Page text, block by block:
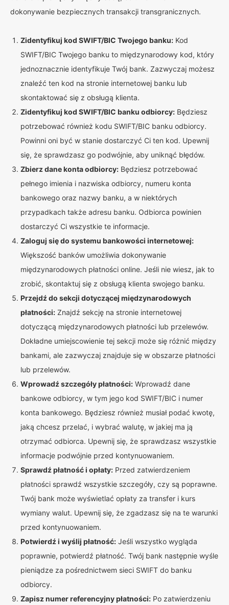
dokonywanie bezpiecznych transakcji transgranicznych.
Zidentyfikuj kod SWIFT/BIC Twojego banku: Kod
SWIFT/BIC Twojego banku to międzynarodowy kod, który
jednoznacznie identyfikuje Twój bank. Zazwyczaj możesz
znaleźć ten kod na stronie internetowej banku lub
skontaktować się z obsługą klienta.
Zidentyfikuj kod SWIFT/BIC banku odbiorcy: Będziesz
potrzebować również kodu SWIFT/BIC banku odbiorcy.
Powinni oni być w stanie dostarczyć Ci ten kod. Upewnij
się, że sprawdzasz go podwójnie, aby uniknąć błędów.
Zbierz dane konta odbiorcy: Będziesz potrzebować
pełnego imienia i nazwiska odbiorcy, numeru konta
bankowego oraz nazwy banku, a w niektórych
przypadkach także adresu banku. Odbiorca powinien
dostarczyć Ci wszystkie te informacje.
Zaloguj się do systemu bankowości internetowej:
Większość banków umożliwia dokonywanie
międzynarodowych płatności online. Jeśli nie wiesz, jak to
zrobić, skontaktuj się z obsługą klienta swojego banku.
Przejdź do sekcji dotyczącej międzynarodowych
płatności: Znajdź sekcję na stronie internetowej
dotyczącą międzynarodowych płatności lub przelewów.
Dokładne umiejscowienie tej sekcji może się różnić między
bankami, ale zazwyczaj znajduje się w obszarze płatności
lub przelewów.
Wprowadź szczegóły płatności: Wprowadź dane
bankowe odbiorcy, w tym jego kod SWIFT/BIC i numer
konta bankowego. Będziesz również musiał podać kwotę,
jaką chcesz przelać, i wybrać walutę, w jakiej ma ją
otrzymać odbiorca. Upewnij się, że sprawdzasz wszystkie
informacje podwójnie przed kontynuowaniem.
Sprawdź płatność i opłaty: Przed zatwierdzeniem
płatności sprawdź wszystkie szczegóły, czy są poprawne.
Twój bank może wyświetlać opłaty za transfer i kurs
wymiany walut. Upewnij się, że zgadzasz się na te warunki
przed kontynuowaniem.
Potwierdź i wyślij płatność: Jeśli wszystko wygląda
poprawnie, potwierdź płatność. Twój bank następnie wyśle
pieniądze za pośrednictwem sieci SWIFT do banku
odbiorcy.
Zapisz numer referencyjny płatności: Po zatwierdzeniu